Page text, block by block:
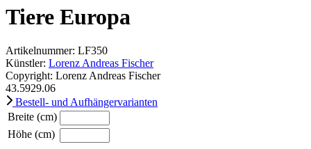
Tiere Europa
Artikelnummer: LF350
Künstler: Lorenz Andreas Fischer
Copyright: Lorenz Andreas Fischer
43.5929.06
Bestell- und Aufhängervarianten
Breite (cm)
Höhe (cm)